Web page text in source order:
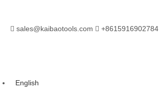
 sales@kaibaotools.com  +8615916902784
English